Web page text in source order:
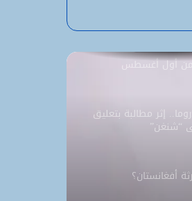
تحيل طلبات التأشيرة
من أول أغسطس
إثر مطالبة بتعليق
“شنغن”
أفغانستان؟